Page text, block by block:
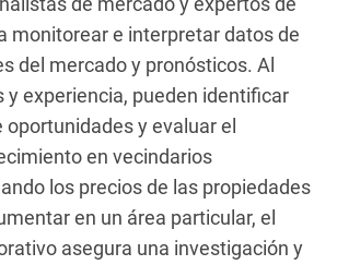
monitorear e interpretar datos de
del mercado y pronósticos. Al
y experiencia, pueden identificar
y evaluar el
en vecindarios
los precios de las propiedades
en un área particular, el
asegura una investigación y